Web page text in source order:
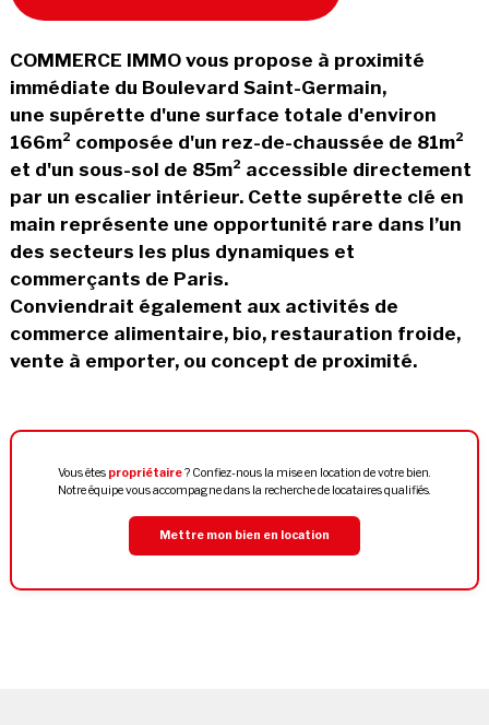
COMMERCE IMMO vous propose à proximité
immédiate du Boulevard Saint-Germain,
une supérette d'une surface totale d'environ
166m² composée d'un rez-de-chaussée de 81m²
et d'un sous-sol de 85m² accessible directement
par un escalier intérieur. Cette supérette clé en
main représente une opportunité rare dans l’un
des secteurs les plus dynamiques et
commerçants de Paris.
Conviendrait également aux activités de
commerce alimentaire, bio, restauration froide,
vente à emporter, ou concept de proximité.
Vous êtes propriétaire? Confiez-nous la mise en location de votre bien.
Notre équipe vous accompagne dans la recherche de locataires qualifiés.
Mettre mon bien en location